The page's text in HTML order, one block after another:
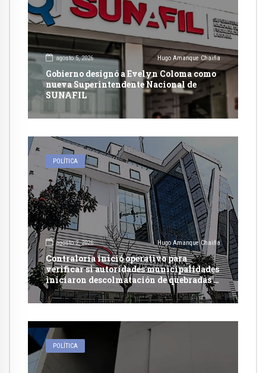
agosto 5, 2026 Hugo Amanque Chaiña
Gobierno designó a Evelyn Coloma como
nueva Superintendente Nacional de
SUNAFIL
POLÍTICA
agosto 2, 2026 Hugo Amanque Chaiña
Contraloría inició operativo para
verificar si autoridades municipalidades
iniciaron descolmatación de quebradas y
ríos ante Fenómeno del Niño
POLÍTICA